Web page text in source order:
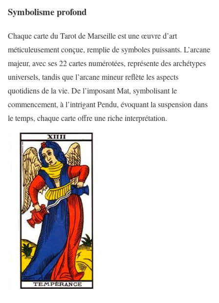
Symbolisme profond
Chaque carte du Tarot de Marseille est une œuvre d’art
méticuleusement conçue, remplie de symboles puissants. L’arcane
majeur, avec ses 22 cartes numérotées, représente des archétypes
universels, tandis que l’arcane mineur reflète les aspects
quotidiens de la vie. De l’imposant Mat, symbolisant le
commencement, à l’intrigant Pendu, évoquant la suspension dans
le temps, chaque carte offre une riche interprétation.